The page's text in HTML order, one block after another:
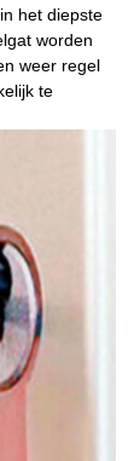
het diepste
worden
weer regel
te